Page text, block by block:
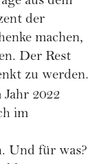
der
machen,
Der Rest
zu werden.
Jahr 2022
im
Und für was?